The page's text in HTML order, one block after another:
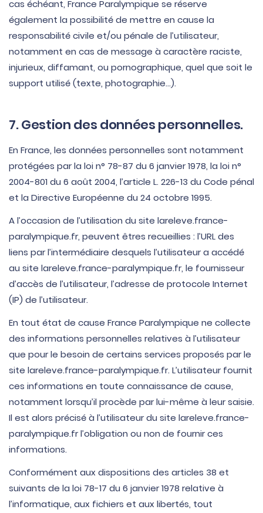
cas échéant, France Paralympique se réserve
également la possibilité de mettre en cause la
responsabilité civile et/ou pénale de l’utilisateur,
notamment en cas de message à caractère raciste,
injurieux, diffamant, ou pornographique, quel que soit le
support utilisé (texte, photographie…).
7. Gestion des données personnelles.
En France, les données personnelles sont notamment
protégées par la loi n° 78-87 du 6 janvier 1978, la loi n°
2004-801 du 6 août 2004, l’article L. 226-13 du Code pénal
et la Directive Européenne du 24 octobre 1995.
A l’occasion de l’utilisation du site lareleve.france-
paralympique.fr, peuvent êtres recueillies : l’URL des
liens par l’intermédiaire desquels l’utilisateur a accédé
au site lareleve.france-paralympique.fr, le fournisseur
d’accès de l’utilisateur, l’adresse de protocole Internet
(IP) de l’utilisateur.
En tout état de cause France Paralympique ne collecte
des informations personnelles relatives à l’utilisateur
que pour le besoin de certains services proposés par le
site lareleve.france-paralympique.fr. L’utilisateur fournit
ces informations en toute connaissance de cause,
notamment lorsqu’il procède par lui-même à leur saisie.
Il est alors précisé à l’utilisateur du site lareleve.france-
paralympique.fr l’obligation ou non de fournir ces
informations.
Conformément aux dispositions des articles 38 et
suivants de la loi 78-17 du 6 janvier 1978 relative à
l’informatique, aux fichiers et aux libertés, tout